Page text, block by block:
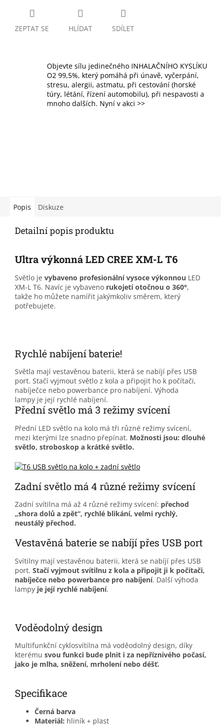
ZEPTAT SE HLÍDAT SDÍLET
Objevte sílu jedinečného INHALAČNÍHO KYSLÍKU
O2 99,5%, který pomáhá při únavě, vyčerpání,
stresu, alergii, astmatu, při cestování (horské
túry, létání, řízení automobilu), při nespavosti a
mnoho dalších. Nyní v akci >>
Popis Diskuze
Detailní popis produktu
Ultra výkonná LED CREE XM-L T6
Světlo je vybaveno profesionální vysoce výkonnou LED
XM-L T6. Navíc je vybaveno rukojetí otočnou o 360°,
takže ho můžete namířit jakýmkoliv směrem, který
potřebujete.
Rychlé nabíjení baterie!
Světla mají vestavěnou baterii, která se nabíjí přes USB
port. Stačí vyjmout světlo z kola a připojit ho k počítači,
nabíječce nebo powerbance pro nabíjení. Výhoda
lampy je její rychlé nabíjení.
Přední světlo má 3 režimy svícení
Přední LED světlo na kolo má tři různé režimy svícení,
mezi kterými lze snadno přepínat. Možnosti jsou: dlouhé
světlo, stroboskop a krátké světlo.
Zadní světlo má 4 různé režimy svícení
Zadní svítilna má až 4 různé režimy svícení: přechod
„shora dolů a zpět“, rychlé blikání, velmi rychlý,
neustálý přechod.
Vestavěná baterie se nabíjí přes USB port
Svítilny mají vestavěnou baterii, která se nabíjí přes USB
port. Stačí vyjmout svítilnu z kola a připojit ji k počítači,
nabíječce nebo powerbance pro nabíjení. Další výhoda
lampy je její rychlé nabíjení.
Voděodolný design
Multifunkční cyklosvítilna má voděodolný design, díky
kterému svou funkci bude plnit i za nepříznivého počasí,
jako je mlha, sněžení, mrholení nebo déšť.
Specifikace
Černá barva
Materiál: hliník + plast